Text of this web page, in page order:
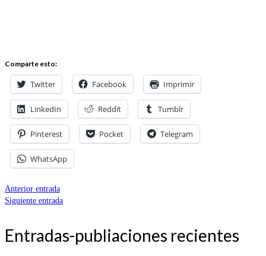
Comparte esto:
Twitter Facebook Imprimir
LinkedIn Reddit Tumblr
Pinterest Pocket Telegram
WhatsApp
Anterior entrada
Siguiente entrada
Entradas-publiaciones recientes